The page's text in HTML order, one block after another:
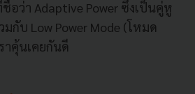
ว่า Adaptive Power ซึ่งเป็นคู่หู
กับ Low Power Mode (โหมด
าคุ้นเคยกันดี